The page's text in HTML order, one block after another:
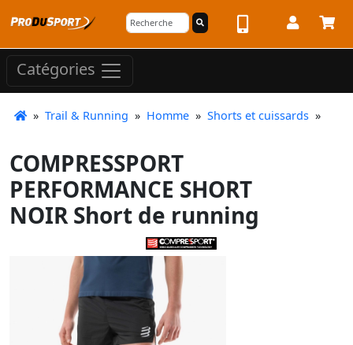
Catégories
» Trail & Running » Homme » Shorts et cuissards »
COMPRESSPORT
PERFORMANCE SHORT
NOIR Short de running